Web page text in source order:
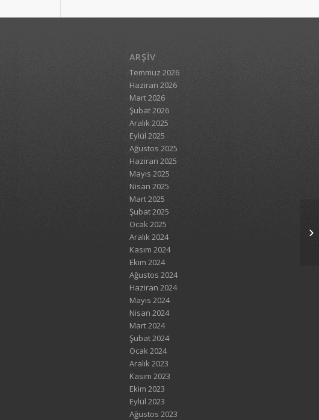
ARŞIV
Temmuz 2026
Haziran 2026
Mart 2026
Şubat 2026
Aralık 2025
Eylül 2025
Ağustos 2025
Haziran 2025
Mayıs 2025
Nisan 2025
Mart 2025
Şubat 2025
Ocak 2025
Aralık 2024
Kasım 2024
Ekim 2024
Ağustos 2024
Haziran 2024
Mayıs 2024
Nisan 2024
Mart 2024
Şubat 2024
Ocak 2024
Aralık 2023
Kasım 2023
Ekim 2023
Eylül 2023
Ağustos 2023